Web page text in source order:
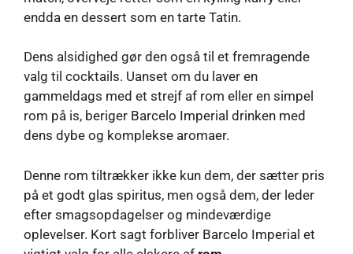
endda en dessert som en tarte Tatin.
Dens alsidighed gør den også til et fremragende
valg til cocktails. Uanset om du laver en
gammeldags med et strejf af rom eller en simpel
rom på is, beriger Barcelo Imperial drinken med
dens dybe og komplekse aromaer.
Denne rom tiltrækker ikke kun dem, der sætter pris
på et godt glas spiritus, men også dem, der leder
efter smagsopdagelser og mindeværdige
oplevelser. Kort sagt forbliver Barcelo Imperial et